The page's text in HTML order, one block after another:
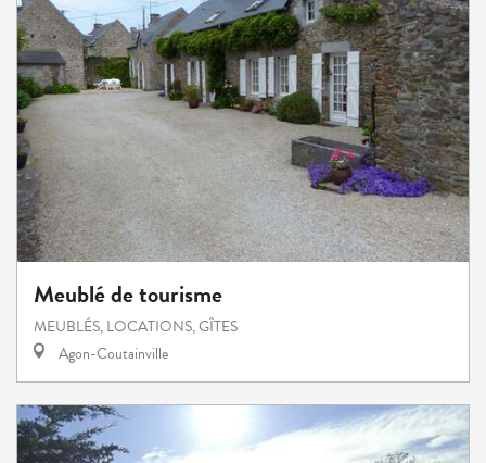
Meublé de tourisme
MEUBLÉS, LOCATIONS, GÎTES
Agon-Coutainville